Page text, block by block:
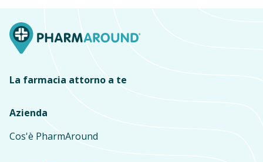
La farmacia attorno a te
Azienda
Cos'è PharmAround